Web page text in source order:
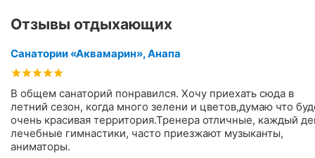
Отзывы отдыхающих
Санатории «Аквамарин», Анапа
В общем санаторий понравился. Хочу приехать сюда в
летний сезон, когда много зелени и цветов,думаю что
очень красивая территория.Тренера отличные, каждый
лечебные гимнастики, часто приезжают музыканты,
аниматоры.